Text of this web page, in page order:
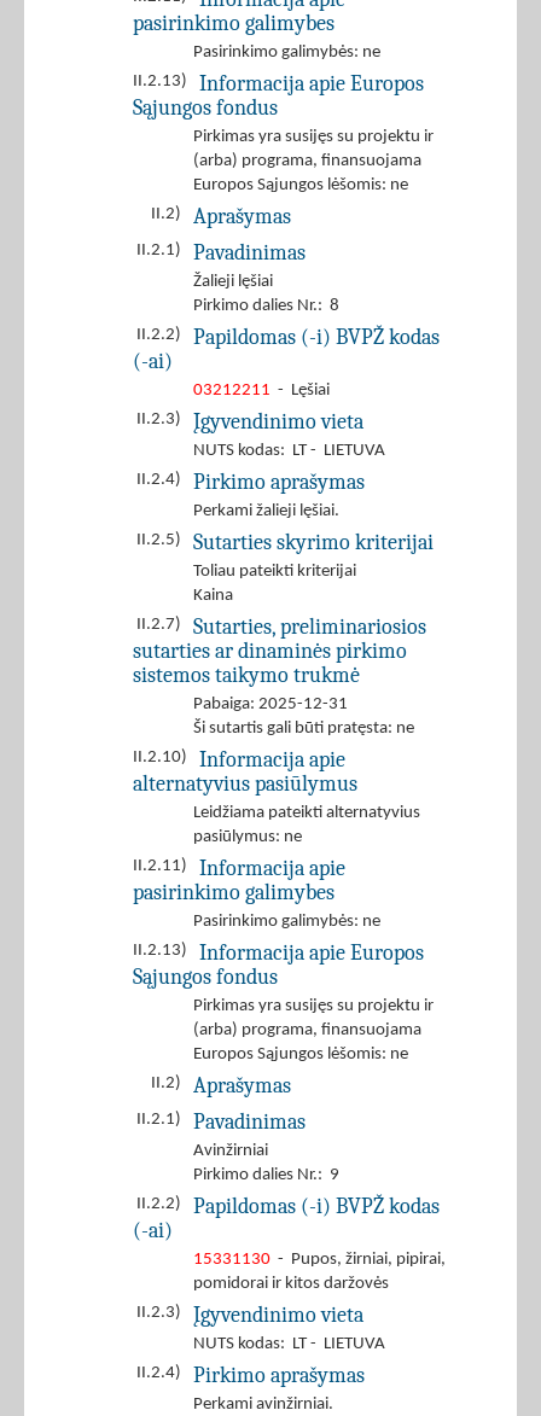
pasirinkimo galimybes
Pasirinkimo galimybės: ne
II.2.13)
Informacija apie Europos
Sąjungos fondus
Pirkimas yra susijęs su projektu ir
(arba) programa, finansuojama
Europos Sąjungos lėšomis: ne
II.2)
Aprašymas
II.2.1) Pavadinimas
Žalieji lęšiai
Pirkimo dalies Nr.: 8
II.2.2)
Papildomas (-i) BVPŽ kodas
(-ai)
03212211 - Lęšiai
II.2.3)
Įgyvendinimo vieta
NUTS kodas: LT - LIETUVA
II.2.4)
Pirkimo aprašymas
Perkami žalieji lęšiai.
II.2.5)
Sutarties skyrimo kriterijai
Toliau pateikti kriterijai
Kaina
II.2.7)
Sutarties, preliminariosios
sutarties ar dinaminės pirkimo
sistemos taikymo trukmė
Pabaiga: 2025-12-31
Ši sutartis gali būti pratęsta: ne
II.2.10)
Informacija apie
alternatyvius pasiūlymus
Leidžiama pateikti alternatyvius
pasiūlymus: ne
II.2.11)
Informacija apie
pasirinkimo galimybes
Pasirinkimo galimybės: ne
II.2.13)
Informacija apie Europos
Sąjungos fondus
Pirkimas yra susijęs su projektu ir
(arba) programa, finansuojama
Europos Sąjungos lėšomis: ne
II.2)
Aprašymas
II.2.1) Pavadinimas
Avinžirniai
Pirkimo dalies Nr.: 9
II.2.2)
Papildomas (-i) BVPŽ kodas
(-ai)
15331130 - Pupos, žirniai, pipirai,
pomidorai ir kitos daržovės
II.2.3)
Įgyvendinimo vieta
NUTS kodas: LT - LIETUVA
II.2.4)
Pirkimo aprašymas
Perkami avinžirniai.